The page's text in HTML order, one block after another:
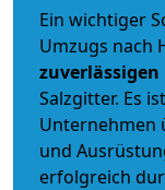
Ein wichtiger
Umzugs nach
zuverlässigen
Salzgitter. Es
Unternehmen
und
erfolgreich